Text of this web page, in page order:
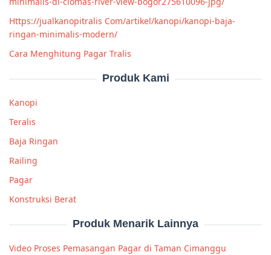
Https://jualkanopitralis Com/artikel/kanopi/kanopi-baja-
ringan-minimalis-modern/
Cara Menghitung Pagar Tralis
Produk Kami
Kanopi
Teralis
Baja Ringan
Railing
Pagar
Konstruksi Berat
Produk Menarik Lainnya
Video Proses Pemasangan Pagar di Taman Cimanggu